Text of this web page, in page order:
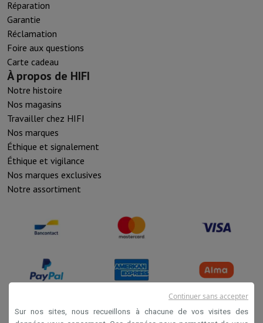
Réparation
Garantie
Réclamation
Foire aux questions
Carte cadeau
À propos de HIFI
Notre histoire
Nos magasins
Travailler chez HIFI
Nos marques
Éthique et signalement
Éthique et vigilance
Nos marques exclusives
Notre assortiment
Sur nos sites, nous recueillons à chacune de vos visites des
Continuer sans accepter